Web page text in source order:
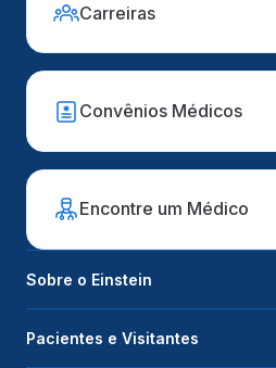
Carreiras
Convênios Médicos
Encontre um Médico
Sobre o Einstein
Pacientes e Visitantes